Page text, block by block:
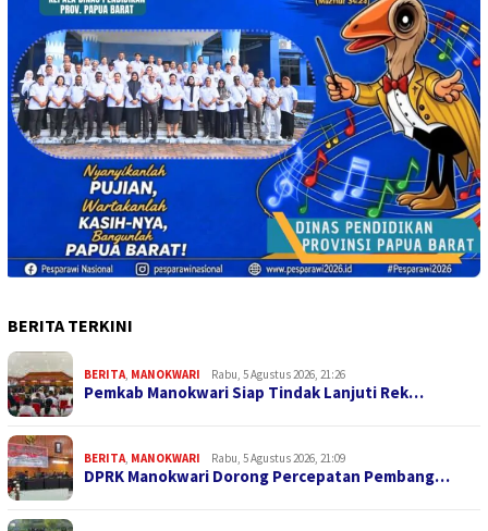
BERITA TERKINI
BERITA MANOKWARI Rabu, 5 Agustus 2026, 21:26
Pemkab Manokwari Siap Tindak Lanjuti Rek…
BERITA MANOKWARI Rabu, 5 Agustus 2026, 21:09
DPRK Manokwari Dorong Percepatan Pembang…